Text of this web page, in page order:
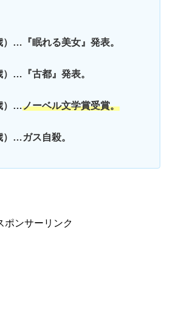
）…『眠れる美女』発表。
）…『古都』発表。
）…ノーベル文学賞受賞。
）…ガス自殺。
ポンサーリンク